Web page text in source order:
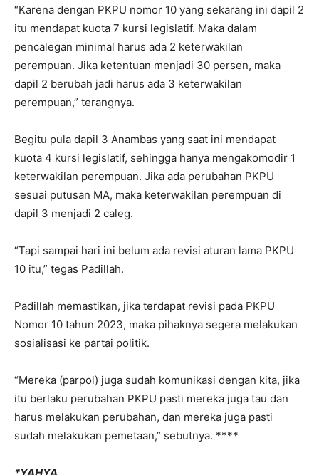
“Karena dengan PKPU nomor 10 yang sekarang ini dapil 2
itu mendapat kuota 7 kursi legislatif. Maka dalam
pencalegan minimal harus ada 2 keterwakilan
perempuan. Jika ketentuan menjadi 30 persen, maka
dapil 2 berubah jadi harus ada 3 keterwakilan
perempuan,” terangnya.
Begitu pula dapil 3 Anambas yang saat ini mendapat
kuota 4 kursi legislatif, sehingga hanya mengakomodir 1
keterwakilan perempuan. Jika ada perubahan PKPU
sesuai putusan MA, maka keterwakilan perempuan di
dapil 3 menjadi 2 caleg.
“Tapi sampai hari ini belum ada revisi aturan lama PKPU
10 itu,” tegas Padillah.
Padillah memastikan, jika terdapat revisi pada PKPU
Nomor 10 tahun 2023, maka pihaknya segera melakukan
sosialisasi ke partai politik.
“Mereka (parpol) juga sudah komunikasi dengan kita, jika
itu berlaku perubahan PKPU pasti mereka juga tau dan
harus melakukan perubahan, dan mereka juga pasti
sudah melakukan pemetaan,” sebutnya. ****